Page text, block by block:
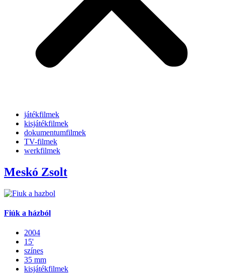
játékfilmek
kisjátékfilmek
dokumentumfilmek
TV-filmek
werkfilmek
Meskó Zsolt
Fiúk a házból
2004
15'
színes
35 mm
kisjátékfilmek